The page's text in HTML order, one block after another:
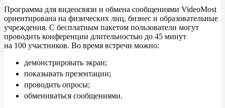
Программа для видеосвязи и обмена сообщениями VideoMost
ориентирована на физических лиц, бизнес и образовательные
учреждения. С бесплатным пакетом пользователи могут
проводить конференции длительностью до 45 минут
на 100 участников. Во время встречи можно:
демонстрировать экран;
показывать презентации;
проводить опросы;
обмениваться сообщениями.